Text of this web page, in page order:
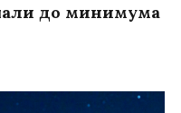
до минимума